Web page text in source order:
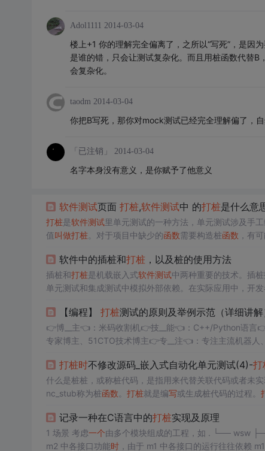
Adol1111 2014-03-04
楼上+1 你的理解完全偏离了，之所以“写死”，是因
是谁的错，只会让测试复杂化。而且用桩函数代替
会复杂化。
taodm 2014-03-04
你把B写死，那你对mock测试已经完全理解偏了，
「已注销」 2014-03-04
名字本身没有意义，是你赋予了他意义
软件测试页面 打桩,软件测试中 的打桩是什么意
打桩是软件测试里单元测试的一种方法，单元测试涉及手工
值叫做打桩。对于项目中缺少的函数需要构造桩函数 ，有
回值。扩展资料主模块作为驱动...
软件中的插桩和打桩 ，以及桩的使用方法
插桩和打桩是机载嵌入式软件测试中两种重要的技术。插
单元测试和集成测试中模拟外部依赖。在实际应用中，开
软件测试中，插桩技术常用于覆盖测试，以验证软件在特定
【编程】 打桩测试的原则及举例示范（详细讲解
👉博__主👈：米码收割机👉技__能👈：C++/Python语言
专家博主、51CTO技术博主👉专__注👈：专注主流机器人
打桩时不修改源码_嵌入式自动化单元测试(4)-打
什么是桩桩，或称桩代码，是指用来代替关联代码或者未
nc_stub称为桩函数 打桩就是编写或生成桩代码的过程。
从而实现分离测...
记录一种在C语言中的打桩实现及原理
1 场景 考虑一个由多个模块组成的工程，如 . └── wsw ├── m1 ├── m2 └── ... 假设 m2 中的接口会调用 m1 中的接口。 当要初步验证
m2 中各接口功能时，由于 m1 中各接口的运行往往依赖